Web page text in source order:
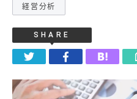
経営分析
SHARE